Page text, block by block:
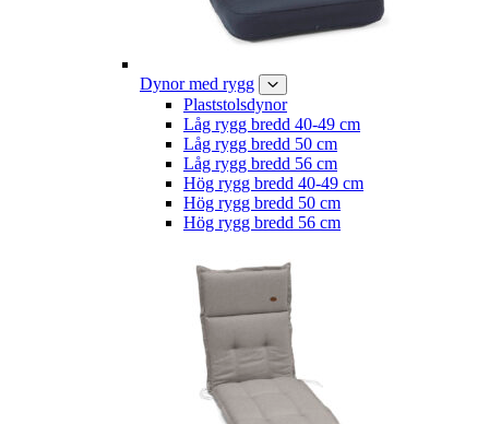
Dynor med rygg
Plaststolsdynor
Låg rygg bredd 40-49 cm
Låg rygg bredd 50 cm
Låg rygg bredd 56 cm
Hög rygg bredd 40-49 cm
Hög rygg bredd 50 cm
Hög rygg bredd 56 cm